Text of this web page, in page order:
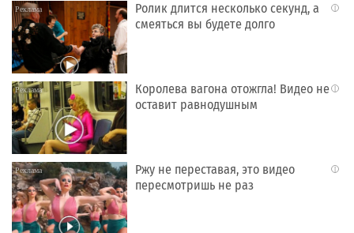
i
Ролик длится несколько секунд, а
смеяться вы будете долго
i
Королева вагона отожгла! Видео не
оставит равнодушным
i
Ржу не переставая, это видео
пересмотришь не раз